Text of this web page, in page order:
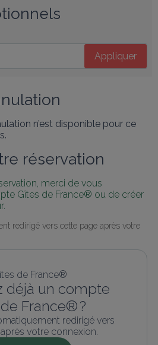
Appliquer
n’est disponible pour ce
réservation
merci de vous
Gîtes de France® ou de créer
redirigé vers cette page après votre
déjà un compte
France® ?
redirigé vers
votre connexion.